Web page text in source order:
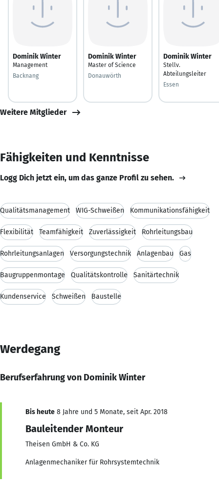
Dominik Winter
Management
Backnang
Dominik Winter
Master of Science
Donauwörth
Dominik Winter
Stellv.
Abteilungsleiter
Essen
Weitere Mitglieder
Fähigkeiten und Kenntnisse
Logg Dich jetzt ein, um das ganze Profil zu sehen.
Qualitätsmanagement WIG-Schweißen Kommunikationsfähigkeit
Flexibilität Teamfähigkeit Zuverlässigkeit Rohrleitungsbau
Rohrleitungsanlagen Versorgungstechnik Anlagenbau Gas
Baugruppenmontage Qualitätskontrolle Sanitärtechnik
Kundenservice Schweißen Baustelle
Werdegang
Berufserfahrung von Dominik Winter
Bis heute 8 Jahre und 5 Monate, seit Apr. 2018
Bauleitender Monteur
Theisen GmbH & Co. KG
Anlagenmechaniker für Rohrsystemtechnik